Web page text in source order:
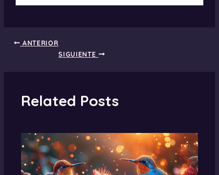
ANTERIOR
SIGUIENTE
Related Posts